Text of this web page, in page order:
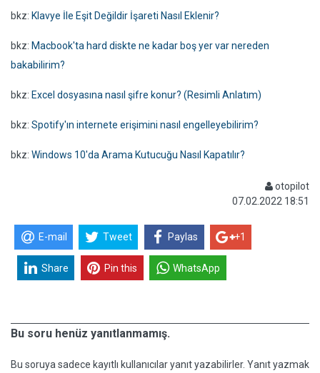
bkz: Klavye İle Eşit Değildir İşareti Nasıl Eklenir?
bkz: Macbook'ta hard diskte ne kadar boş yer var nereden
bakabilirim?
bkz: Excel dosyasına nasıl şifre konur? (Resimli Anlatım)
bkz: Spotify'ın internete erişimini nasıl engelleyebilirim?
bkz: Windows 10'da Arama Kutucuğu Nasıl Kapatılır?
otopilot
07.02.2022 18:51
E-mail Tweet Paylas +1
Share Pin this WhatsApp
Bu soru henüz yanıtlanmamış.
Bu soruya sadece kayıtlı kullanıcılar yanıt yazabilirler. Yanıt yazmak